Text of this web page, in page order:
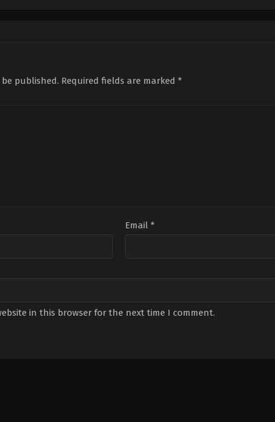
published. Required fields are marked *
Email *
in this browser for the next time I comment.